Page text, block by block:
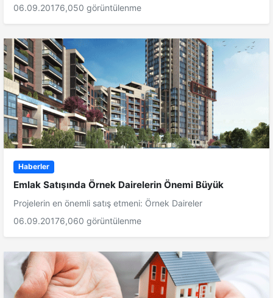
06.09.20176,050 görüntülenme
Haberler
Emlak Satışında Örnek Dairelerin Önemi Büyük
Projelerin en önemli satış etmeni: Örnek Daireler
06.09.20176,060 görüntülenme